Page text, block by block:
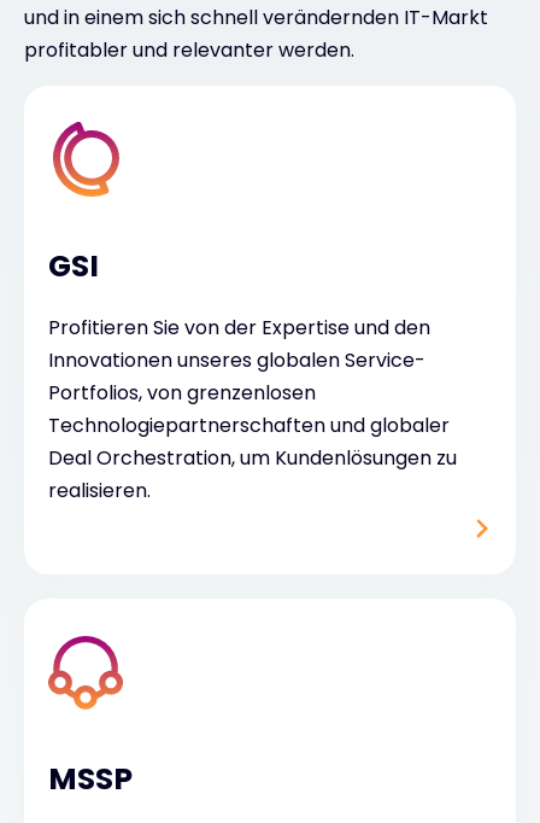
und in einem sich schnell verändernden IT-Markt
profitabler und relevanter werden.
GSI
Profitieren Sie von der Expertise und den
Innovationen unseres globalen Service-
Portfolios, von grenzenlosen
Technologiepartnerschaften und globaler
Deal Orchestration, um Kundenlösungen zu
realisieren.
MSSP